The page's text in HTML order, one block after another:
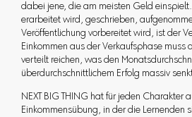
dabei jene, die am meisten Geld
erarbeitet wird, geschrieben,
Veröffentlichung vorbereitet wird, ist der
Einkommen aus der Verkaufsphase muss
verteilt reichen, was den
überdurchschnittlichem Erfolg massiv
NEXT BIG THING hat für jeden Charakter
Einkommensübung, in der die Lernenden